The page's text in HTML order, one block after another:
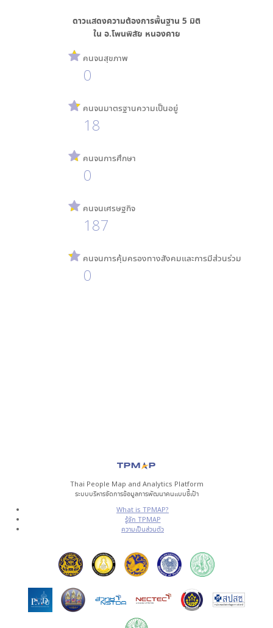
ดาวแสดงความต้องการพื้นฐาน 5 มิติ
ใน อ.โพนพิสัย หนองคาย
คนจนสุขภาพ
0
คนจนมาตรฐานความเป็นอยู่
18
คนจนการศึกษา
0
คนจนเศรษฐกิจ
187
คนจนการคุ้มครองทางสังคมและการมีส่วนร่วม
0
Thai People Map and Analytics Platform
ระบบบริหารจัดการข้อมูลการพัฒนาคนแบบชี้เป้า
What is TPMAP?
รู้จัก TPMAP
ความเป็นส่วนตัว